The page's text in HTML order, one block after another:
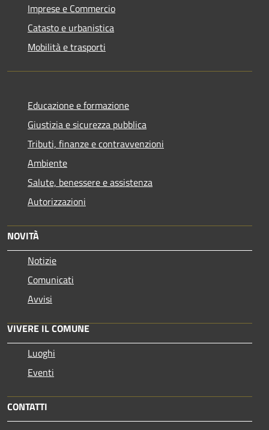
Imprese e Commercio
Catasto e urbanistica
Mobilità e trasporti
Educazione e formazione
Giustizia e sicurezza pubblica
Tributi, finanze e contravvenzioni
Ambiente
Salute, benessere e assistenza
Autorizzazioni
NOVITÀ
Notizie
Comunicati
Avvisi
VIVERE IL COMUNE
Luoghi
Eventi
CONTATTI